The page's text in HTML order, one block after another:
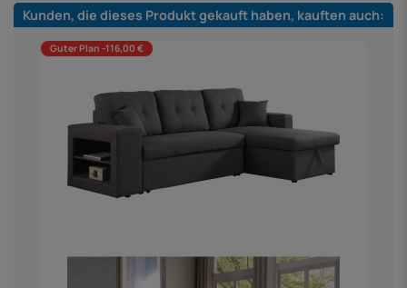
Kunden, die dieses Produkt gekauft haben, kauften auch:
Guter Plan -116,00 €